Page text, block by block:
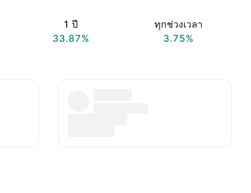
1 ปี
33.87%
ทุกช่วงเวลา
3.75%